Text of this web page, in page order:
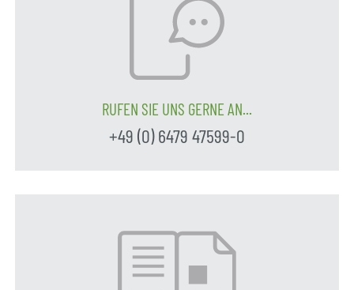
RUFEN SIE UNS GERNE AN...
+49 (0) 6479 47599-0